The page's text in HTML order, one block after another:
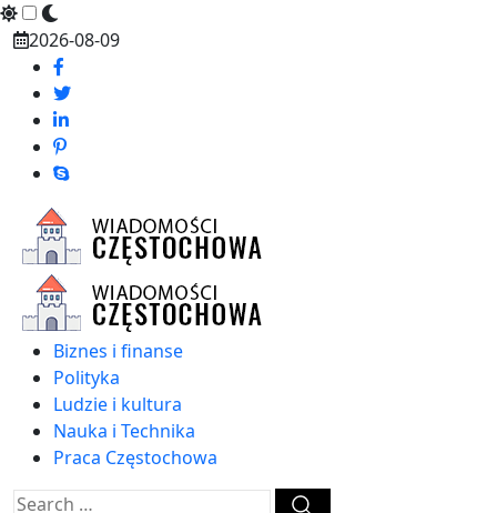
Skip
content
2026-08-09
Biznes i finanse
Polityka
Ludzie i kultura
Nauka i Technika
Praca Częstochowa